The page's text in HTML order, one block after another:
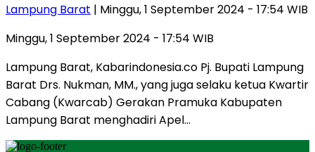
Lampung Barat | Minggu, 1 September 2024 - 17:54 WIB
Minggu, 1 September 2024 - 17:54 WIB
Lampung Barat, Kabarindonesia.co Pj. Bupati Lampung
Barat Drs. Nukman, MM., yang juga selaku ketua Kwartir
Cabang (Kwarcab) Gerakan Pramuka Kabupaten
Lampung Barat menghadiri Apel…